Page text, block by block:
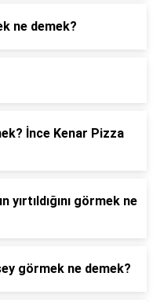
ne demek?
İnce Kenar Pizza
yırtıldığını görmek ne
görmek ne demek?